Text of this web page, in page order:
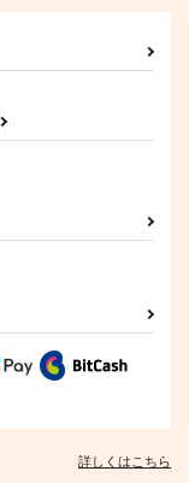
詳しくはこちら